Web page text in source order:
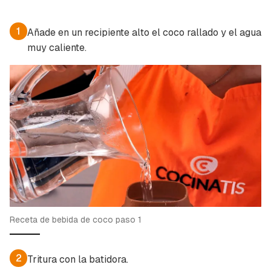
1
Añade en un recipiente alto el coco rallado y el agua
muy caliente.
Receta de bebida de coco paso 1
2 Tritura con la batidora.